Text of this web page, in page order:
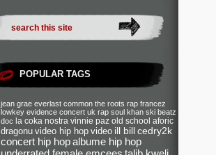
POPULAR TAGS
jean grae everlast common the roots rap francez
lowkey evidence concert uk rap soul khan ski beatz
doc la coka nostra vinnie paz old school aforic
dragonu video hip hop video ill bill cedry2k
concert hip hopalbume hip hop